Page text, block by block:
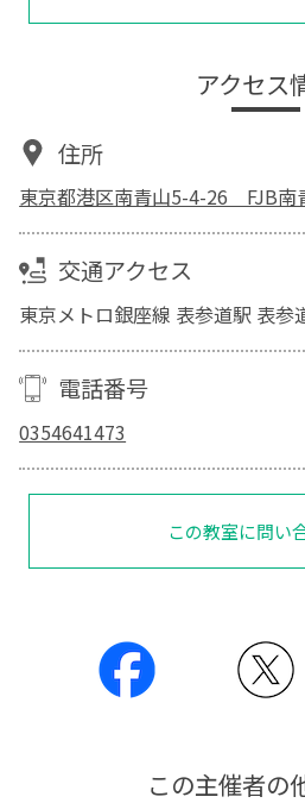
アクセス
住所
東京都港区南青山5-4-26 FJB南
交通アクセス
東京メトロ銀座線 表参道駅 表参
電話番号
0354641473
この教室に問い
この主催者の